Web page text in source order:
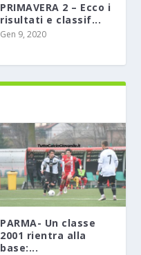
PRIMAVERA 2 – Ecco i
risultati e classif...
Gen 9, 2020
PARMA- Un classe
2001 rientra alla
base:...